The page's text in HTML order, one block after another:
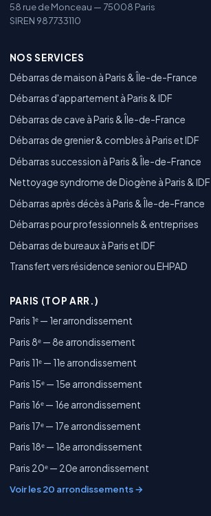
58 rue de Monceau — 75008 Paris
SIREN 987733110
NOS SERVICES
Débarras de maison à Paris & Île-de-France
Débarras d'appartement à Paris & IDF
Débarras de cave à Paris & Île-de-France
Débarras de grenier & combles à Paris et IDF
Débarras succession à Paris & Île-de-France
Nettoyage syndrome de Diogène à Paris & IDF
Débarras après décès à Paris & Île-de-France
Débarras pour professionnels & entreprises
Débarras de bureaux à Paris et IDF
Transfert vers résidence senior ou EHPAD
PARIS (TOP ARR.)
Paris 1ᵉ — 1er arrondissement
Paris 8ᵉ — 8e arrondissement
Paris 11ᵉ — 11e arrondissement
Paris 15ᵉ — 15e arrondissement
Paris 16ᵉ — 16e arrondissement
Paris 17ᵉ — 17e arrondissement
Paris 18ᵉ — 18e arrondissement
Paris 20ᵉ — 20e arrondissement
Voir les 20 arrondissements →